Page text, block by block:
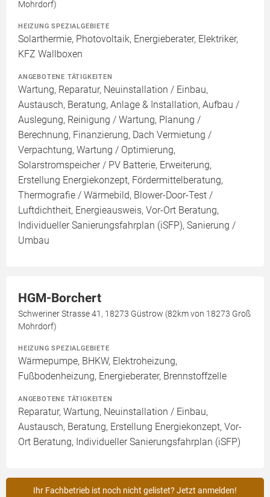
Mohrdorf)
HEIZUNG SPEZIALGEBIETE
Solarthermie, Photovoltaik, Energieberater, Elektriker,
KFZ Wallboxen
ANGEBOTENE TÄTIGKEITEN
Wartung, Reparatur, Neuinstallation / Einbau,
Austausch, Beratung, Anlage & Installation, Aufbau /
Auslegung, Reinigung / Wartung, Planung /
Berechnung, Finanzierung, Dach Vermietung /
Verpachtung, Wartung / Optimierung,
Solarstromspeicher / PV Batterie, Erweiterung,
Erstellung Energiekonzept, Fördermittelberatung,
Thermografie / Wärmebild, Blower-Door-Test /
Luftdichtheit, Energieausweis, Vor-Ort Beratung,
Individueller Sanierungsfahrplan (iSFP), Sanierung /
Umbau
HGM-Borchert
Schweriner Strasse 41, 18273 Güstrow (82km von 18273 Groß
Mohrdorf)
HEIZUNG SPEZIALGEBIETE
Wärmepumpe, BHKW, Elektroheizung,
Fußbodenheizung, Energieberater, Brennstoffzelle
ANGEBOTENE TÄTIGKEITEN
Reparatur, Wartung, Neuinstallation / Einbau,
Austausch, Beratung, Erstellung Energiekonzept, Vor-
Ort Beratung, Individueller Sanierungsfahrplan (iSFP)
Ihr Fachbetrieb ist noch nicht gelistet? Jetzt anmelden!